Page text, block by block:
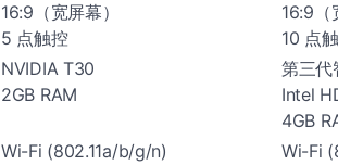
16:9（宽屏幕）
5 点触控
16:9（
10 点
NVIDIA T30
2GB RAM
第三代
Intel
4GB
Wi-Fi (802.11a/b/g/n)
Wi-Fi